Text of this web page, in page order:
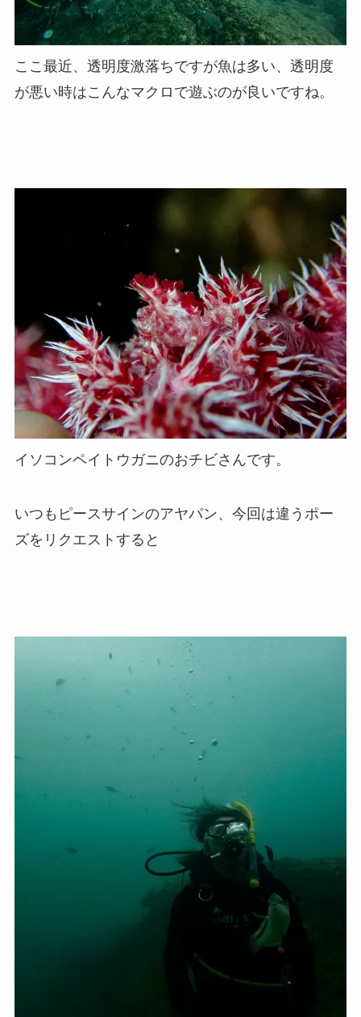
ここ最近、透明度激落ちですが魚は多い、透明度
が悪い時はこんなマクロで遊ぶのが良いですね。
イソコンペイトウガニのおチビさんです。
いつもピースサインのアヤパン、今回は違うポー
ズをリクエストすると